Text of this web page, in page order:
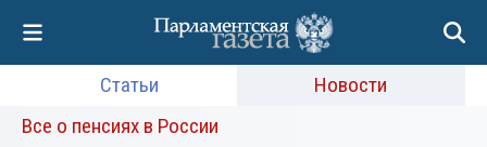
Статьи
Новости
Все о пенсиях в России